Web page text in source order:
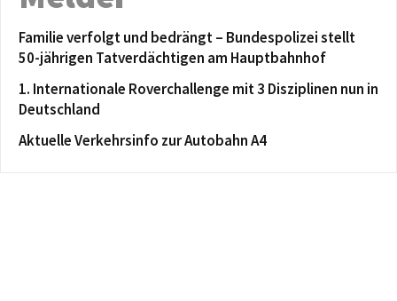
Familie verfolgt und bedrängt – Bundespolizei stellt
50-jährigen Tatverdächtigen am Hauptbahnhof
1. Internationale Roverchallenge mit 3 Disziplinen nun in
Deutschland
Aktuelle Verkehrsinfo zur Autobahn A4